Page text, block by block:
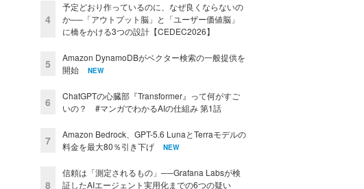
4
予定どおり作っているのに、なぜ良くならないの
か──「アウトプット脳」と「ユーザー価値脳」
に橋をかける3つの設計【CEDEC2026】
5
Amazon DynamoDBがベクター検索の一般提供を
開始
NEW
6
ChatGPTの心臓部『Transformer』って何がすご
いの？ #マンガでわかるAIの仕組み 第1話
7
Amazon Bedrock、GPT-5.6 LunaとTerraモデルの
料金を最大80％引き下げ
NEW
8
信頼は「測定されるもの」──Grafana Labsが検
証したAIエージェント実用化までの6つの疑い